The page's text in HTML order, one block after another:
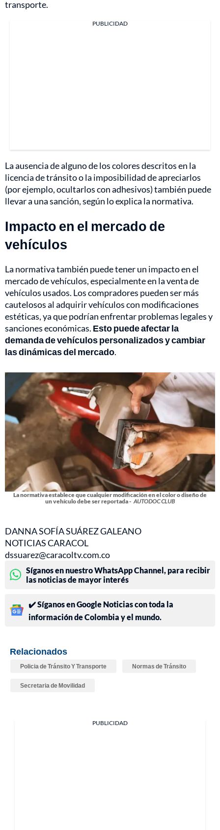
transporte.
PUBLICIDAD
La ausencia de alguno de los colores descritos en la
licencia de tránsito o la imposibilidad de apreciarlos
(por ejemplo, ocultarlos con adhesivos) también puede
llevar a una sanción, según lo explica la normativa.
Impacto en el mercado de
vehículos
La normativa también puede tener un impacto en el
mercado de vehículos, especialmente en la venta de
vehículos usados. Los compradores pueden ser más
cautelosos al adquirir vehículos con modificaciones
estéticas, ya que podrían enfrentar problemas legales y
sanciones económicas. Esto puede afectar la
demanda de vehículos personalizados y cambiar
las dinámicas del mercado.
La normativa establece que cualquier modificación en el color o diseño de
un vehículo debe ser reportada - AUTODOC CLUB
DANNA SOFÍA SUÁREZ GALEANO
NOTICIAS CARACOL
dssuarez@caracoltv.com.co
Síganos en nuestro WhatsApp Channel, para recibir
las noticias de mayor interés
✔️ Síganos en Google Noticias con toda la
información de Colombia y el mundo.
Relacionados
Policia de Tránsito Y Transporte Normas de Tránsito
Secretaria de Movilidad
PUBLICIDAD